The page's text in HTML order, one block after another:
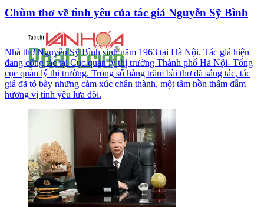
Chùm thơ về tình yêu của tác giả Nguyễn Sỹ Bình
Nhà thơ Nguyễn Sỹ Bình sinh năm 1963 tại Hà Nội. Tác giả hiện
đang công tác tại Cục quản lý thị trường Thành phố Hà Nội- Tổng
cục quản lý thị trường. Trong số hàng trăm bài thơ đã sáng tác, tác
giả đã tỏ bày những cảm xúc chân thành, một tâm hồn thấm đẫm
hương vị tình yêu lứa đôi.